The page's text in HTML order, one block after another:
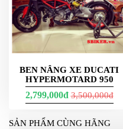
BEN NÂNG XE DUCATI
HYPERMOTARD 950
2,799,000đ3,500,000đ
SẢN PHẨM CÙNG HÃNG